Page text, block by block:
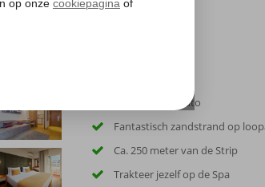
Inclusief huurauto
Fantastisch zandstrand op
Ca. 250 meter van de Strip
Trakteer jezelf op de Spa